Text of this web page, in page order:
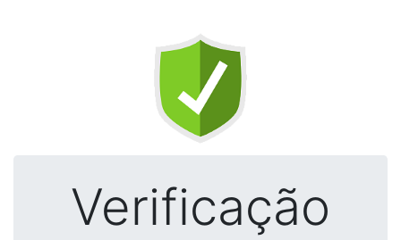
Verificação